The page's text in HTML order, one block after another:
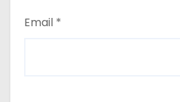
Email *